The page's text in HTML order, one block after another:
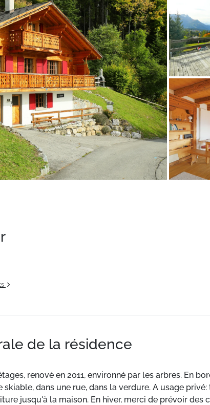
de la résidence
renové en 2011, environné par les arbres. En
dans une rue, dans la verdure. A usage
jusqu'à la maison. En hiver, merci de prévoir des